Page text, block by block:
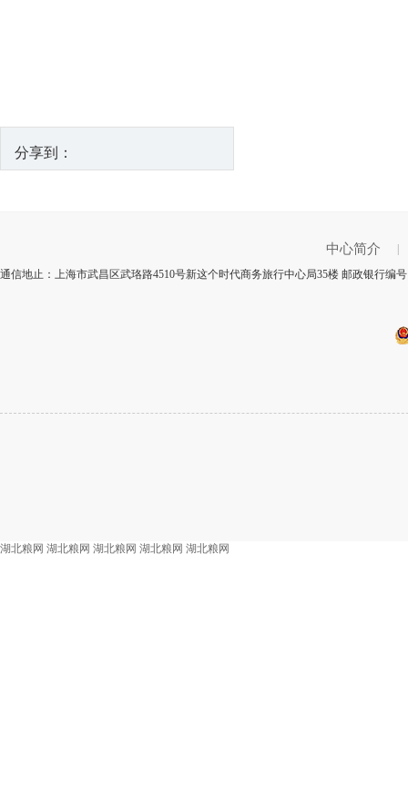
分享到：
中心简介
通信地止：上海市武昌区武珞路4510号新这个时代商务旅行中心局35楼 邮政银行编
湖北粮网 湖北粮网 湖北粮网 湖北粮网 湖北粮网